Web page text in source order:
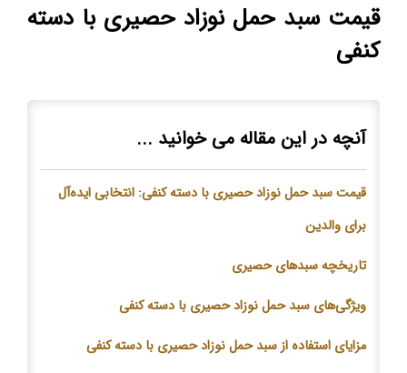
قیمت سبد حمل نوزاد حصیری با دسته
کنفی
آنچه در این مقاله می خوانید ...
قیمت سبد حمل نوزاد حصیری با دسته کنفی: انتخابی ایده‌آل
برای والدین
تاریخچه سبدهای حصیری
ویژگی‌های سبد حمل نوزاد حصیری با دسته کنفی
مزایای استفاده از سبد حمل نوزاد حصیری با دسته کنفی